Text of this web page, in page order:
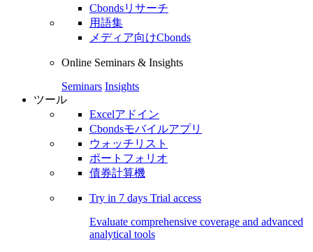
Cbondsリサーチ
用語集
メディア向けCbonds
Online Seminars & Insights
Seminars Insights
ツール
Excelアドイン
Cbondsモバイルアプリ
ウォッチリスト
ポートフォリオ
債券計算機
Try in 7 days Trial access
Evaluate comprehensive coverage and advanced
analytical tools